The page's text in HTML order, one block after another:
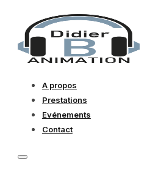
A propos
Prestations
Evénements
Contact